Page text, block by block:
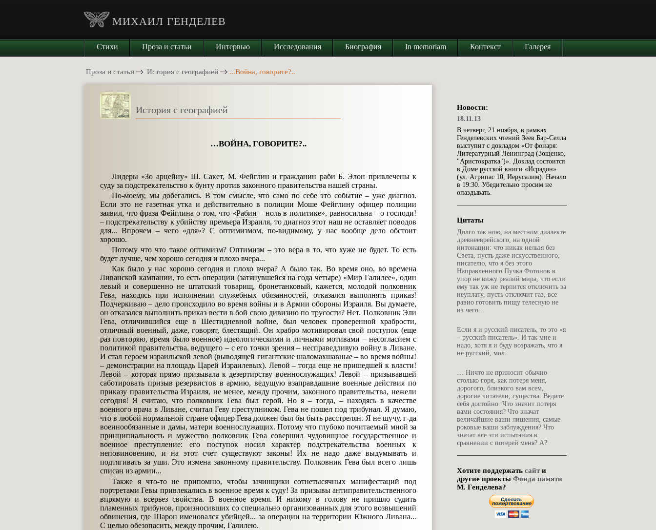
МИХАИЛ ГЕНДЕЛЕВ
Стихи Проза и статьи Интервью Исследования Биография In memoriam Контекст Галерея
Проза и статьи История с географией ...Война, говорите?..
История с географией
…ВОЙНА, ГОВОРИТЕ?..
Лидеры «Зо арцейну» Ш. Сакет, М. Фейглин и гражданин раби Б. Элон привлечены к
суду за подстрекательство к бунту против законного правительства нашей страны.
По-моему, мы добегались. В том смысле, что само по себе это событие – уже диагноз.
Если это не газетная утка и действительно в полиции Моше Фейглину офицер полиции
заявил, что фраза Фейглина о том, что «Рабин – ноль в политике», равносильна – о господи!
– подстрекательству к убийству премьера Израиля, то диагноз этот наш не оставляет поводов
для... Впрочем – чего «для»? С оптимизмом, по-видимому, у нас вообще дело обстоит
хорошо.
Потому что что такое оптимизм? Оптимизм – это вера в то, что хуже не будет. То есть
будет лучше, чем хорошо сегодня и плохо вчера...
Как было у нас хорошо сегодня и плохо вчера? А было так. Во время оно, во времена
Ливанской кампании, то есть операции (затянувшейся на года четыре) «Мир Галилее», один
левый и совершенно не штатский товарищ, бронетанковый, кажется, молодой полковник
Гева, находясь при исполнении служебных обязанностей, отказался выполнять приказ!
Подчеркиваю – дело происходило во время войны и в Армии обороны Израиля. Вы думаете,
он отказался выполнить приказ вести в бой свою дивизию по трусости? Нет. Полковник Эли
Гева, отличившийся еще в Шестидневной войне, был человек проверенной храбрости,
отличный военный, даже, говорят, блестящий. Он храбро мотивировал свой поступок (еще
раз повторяю, время было военное) идеологическими и личными мотивами – несогласием с
политикой правительства, ведущего – с его точки зрения – несправедливую войну в Ливане.
И стал героем израильской левой (выводящей гигантские шаломахшавные– во время войны!
– демонстрации на площадь Царей Израилевых). Левой – тогда еще не пришедшей к власти!
Левой – которая прямо призывала к дезертирству военнослужащих! Левой – призывавшей
саботировать призыв резервистов в армию, ведущую взаправдашние военные действия по
приказу правительства Израиля, не менее, между прочим, законного правительства, нежели
сегодня! Я считаю, что полковник Гева был герой. Но я – тогда, – находясь в качестве
военного врача в Ливане, считал Геву преступником. Гева не пошел под трибунал. Я думаю,
что в любой нормальной стране офицер Гева должен был бы быть расстрелян. Я не шучу, г-да
военнообязанные и дамы, матери военнослужащих. Потому что глубоко почитаемый мной за
принципиальность и мужество полковник Гева совершил чудовищное государственное и
военное преступление: его поступок носил характер подстрекательства военных к
неповиновению, и на этот счет существуют законы! Их не надо даже выдумывать и
подтягивать за уши. Это измена законному правительству. Полковник Гева был всего лишь
списан из армии...
Также я что-то не припомню, чтобы зачинщики сотнетысячных манифестаций под
портретами Гевы привлекались в военное время к суду! За призывы антиправительственного
впрямую и всерьез свойства. В военное время. И никому в голову не пришло судить
пламенных трибунов, произносивших со специально организованных для этого возвышений
обвинения, где Шарон именовался убийцей... за операции на территории Южного Ливана...
С целью обезопасить, между прочим, Галилею.
Новости:
18.11.13
В четверг, 21 ноября, в рамках
Генделевских чтений Зеев Бар-Селла
выступит с докладом «От фонаря:
Литературный Ленинград (Зощенко,
"Аристократка")». Доклад состоится
в Доме русской книги «Исрадон»
(ул. Агрипас 10, Иерусалим). Начало
в 19:30. Убедительно просим не
опаздывать.
Цитаты
Долго так ною, на местном диалекте
древнееврейского, на одной
интонации: что никак нельзя без
Света, пусть даже искусственного,
писателю, что я без этого
Направленного Пучка Фотонов в
упор не вижу реалий мира, что если
ему так уж не терпится отключить за
неуплату, пусть отключит газ, все
равно готовить пищу телесную не
из чего...
Если я и русский писатель, то это «я
– русский писатель». И так мне и
надо, хотя я и буду возражать, что я
не русский, мол.
Ничто не приносит обычно
столько горя, как потеря меня,
дорогого, близкого вам всем,
дорогие читатели, существа. Ведите
себя достойно. Что значит потеря
вами состояния? Что значат
величайшие ваши лишения, самые
роковые ваши заблуждения? Что
значат все эти испытания в
сравнении с потерей меня? А?
Хотите поддержать сайти
другие проекты Фонда памяти
М. Генделева?